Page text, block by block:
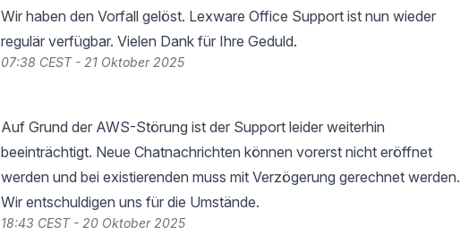
Wir haben den Vorfall gelöst. Lexware Office Support ist nun wieder
regulär verfügbar. Vielen Dank für Ihre Geduld.
07:38 CEST - 21 Oktober 2025
Auf Grund der AWS-Störung ist der Support leider weiterhin
beeinträchtigt. Neue Chatnachrichten können vorerst nicht eröffnet
werden und bei existierenden muss mit Verzögerung gerechnet werden.
Wir entschuldigen uns für die Umstände.
18:43 CEST - 20 Oktober 2025